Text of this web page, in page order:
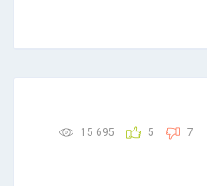
15 695 5 7